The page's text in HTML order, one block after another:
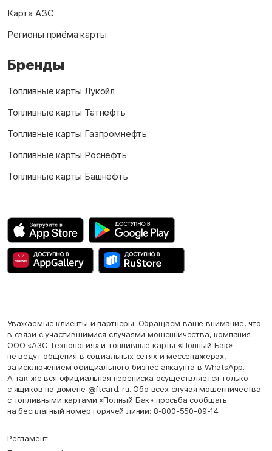
Карта АЗС
Регионы приёма карты
Бренды
Топливные карты Лукойл
Топливные карты Татнефть
Топливные карты Газпромнефть
Топливные карты Роснефть
Топливные карты Башнефть
Уважаемые клиенты и партнеры. Обращаем ваше внимание, что
в связи с участившимися случаями мошенничества, компания
ООО «АЗС Технология» и топливные карты «Полный Бак»
не ведут общения в социальных сетях и мессенджерах,
за исключением официального бизнес аккаунта в WhatsApp.
А так же вся официальная переписка осуществляется только
с ящиков на домене @ftcard. ru. Обо всех случая мошенничества
с топливными картами «Полный Бак» просьба сообщать
на бесплатный номер горячей линии: 8-800-550-09-14
Регламент